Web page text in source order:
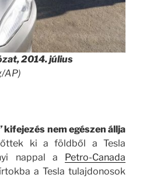
2014. július
AP)
kifejezés nem egészen állja
ki a földből a Tesla
nappal a Petro-Canada
a Tesla tulajdonosok